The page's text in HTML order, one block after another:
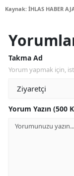
Kaynak: İHLAS HABER
Takma Ad
Yorum yapmak için,
Yorum Yazın (500